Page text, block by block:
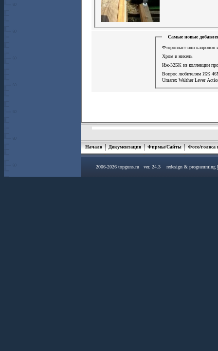
Самые новые
Фторопласт или капролон
Хром и никель
Иж-32БК из коллекции
Вопрос любителям ИЖ
Umarex Walther Lever
Начало Документация Фирмы/Сайты Фото/голоса
2006-2026 topguns.ru ver. 24.3 redesign & programming